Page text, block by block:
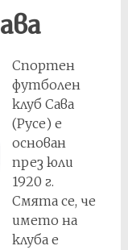
Спортен
футболен
клуб Сава
(Русе) е
основан
през юли
1920 г.
Смята се, че
името на
клуба е